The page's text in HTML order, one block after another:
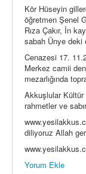
Kör Hüseyin
öğretmen Şenel
Rıza Çakır, İn
sabah Ünye
Cenazesi 17.
Merkez camii
mezarlığında
Akkuşlular Kültür
rahmetler ve
diliyoruz Allah
Yorum Ekle